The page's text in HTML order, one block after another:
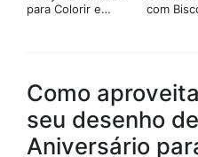
para Colorir e
com
Como
seu desenho
Aniversário